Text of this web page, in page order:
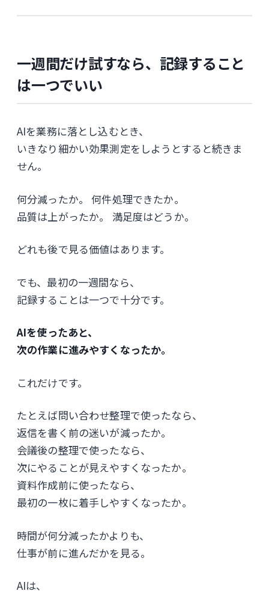
一週間だけ試すなら、記録すること
は一つでいい
AIを業務に落とし込むとき、
いきなり細かい効果測定をしようとすると続きま
せん。
何分減ったか。 何件処理できたか。
品質は上がったか。 満足度はどうか。
どれも後で見る価値はあります。
でも、最初の一週間なら、
記録することは一つで十分です。
AIを使ったあと、
次の作業に進みやすくなったか。
これだけです。
たとえば問い合わせ整理で使ったなら、
返信を書く前の迷いが減ったか。
会議後の整理で使ったなら、
次にやることが見えやすくなったか。
資料作成前に使ったなら、
最初の一枚に着手しやすくなったか。
時間が何分減ったかよりも、
仕事が前に進んだかを見る。
AIは、